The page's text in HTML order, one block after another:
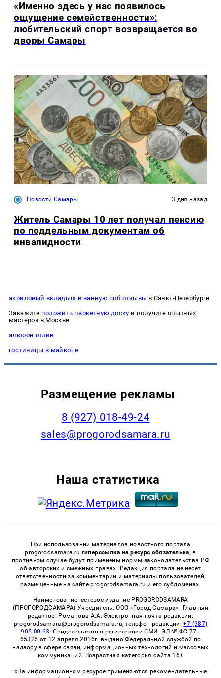
«Именно здесь у нас появилось
ощущение семейственности»:
любительский спорт возвращается во
дворы Самары
Новости Самары 3 дня назад
Житель Самары 10 лет получал пенсию
по поддельным документам об
инвалидности
акриловый вкладыш в ванную спб отзывы в Санкт-Петербурге
Закажите положить паркетную доску и получите опытных
мастеров в Москве
алюрон отлив
гостиницы в майкопе
Размещение рекламы
8 (927) 018-49-24
sales@progorodsamara.ru
Наша статистика
При использовании материалов новостного портала
progorodsamara.ru гиперссылка на ресурс обязательна, в
противном случае будут применены нормы законодательства РФ
об авторских и смежных правах. Редакция портала не несет
ответственности за комментарии и материалы пользователей,
размещенные на сайте progorodsamara.ru и его субдоменах.
Наименование: сетевое издание PROGORODSAMARA
(ПРОГОРОДСАМАРА) Учредитель: ООО «Город Самара». Главный
редактор: Романова А.А. Электронная почта редакции:
progorodsamara@progorodsamara.ru, телефон редакции:+7 (987)
905-00-63 . Свидетельство о регистрации СМИ: ЭЛ № ФС 77 -
65325 от 12 апреля 2016г. выдано Федеральной службой по
надзору в сфере связи, информационных технологий и массовых
коммуникаций. Возрастная категория сайта 16+
«На информационном ресурсе применяются рекомендательные